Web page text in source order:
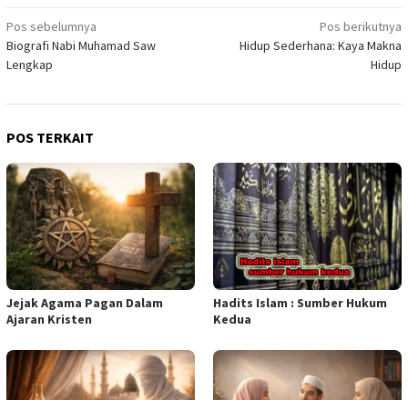
Navigasi
pos
Pos sebelumnya
Biografi Nabi Muhamad Saw
Lengkap
Pos berikutnya
Hidup Sederhana: Kaya Makna
Hidup
POS TERKAIT
Jejak Agama Pagan Dalam
Ajaran Kristen
Hadits Islam : Sumber Hukum
Kedua